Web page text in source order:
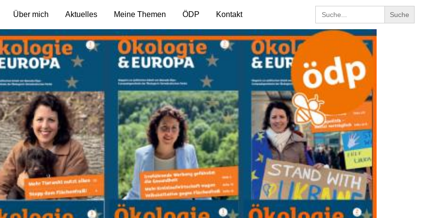
Search
for:
Über mich Aktuelles Meine Themen ÖDP Kontakt